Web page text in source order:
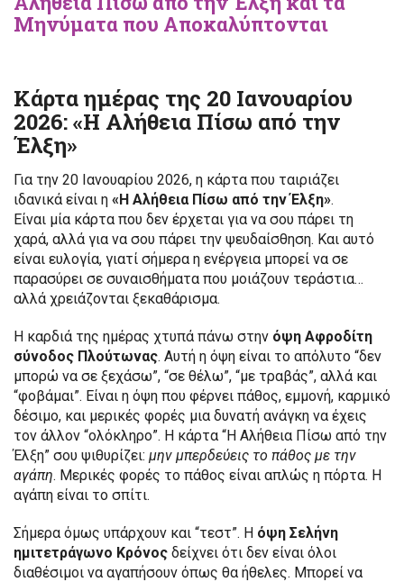
Μηνύματα που Αποκαλύπτονται
Κάρτα ημέρας της 20 Ιανουαρίου
2026:«Η Αλήθεια Πίσω από την
Έλξη»
Για την 20 Ιανουαρίου 2026, η κάρτα που ταιριάζει
ιδανικά είναι η «Η Αλήθεια Πίσω από την Έλξη».
Είναι μία κάρτα που δεν έρχεται για να σου πάρει τη
χαρά, αλλά για να σου πάρει την ψευδαίσθηση. Και αυτό
είναι ευλογία, γιατί σήμερα η ενέργεια μπορεί να σε
παρασύρει σε συναισθήματα που μοιάζουν τεράστια…
αλλά χρειάζονται ξεκαθάρισμα.
Η καρδιά της ημέρας χτυπά πάνω στην όψη Αφροδίτη
σύνοδος Πλούτωνας. Αυτή η όψη είναι το απόλυτο “δεν
μπορώ να σε ξεχάσω”, “σε θέλω”, “με τραβάς”, αλλά και
“φοβάμαι”. Είναι η όψη που φέρνει πάθος, εμμονή, καρμικό
δέσιμο, και μερικές φορές μια δυνατή ανάγκη να έχεις
τον άλλον “ολόκληρο”. Η κάρτα “Η Αλήθεια Πίσω από την
Έλξη” σου ψιθυρίζει: μην μπερδεύεις το πάθος με την
αγάπη. Μερικές φορές το πάθος είναι απλώς η πόρτα. Η
αγάπη είναι το σπίτι.
Σήμερα όμως υπάρχουν και “τεστ”. Η όψη Σελήνη
ημιτετράγωνο Κρόνος δείχνει ότι δεν είναι όλοι
διαθέσιμοι να αγαπήσουν όπως θα ήθελες. Μπορεί να